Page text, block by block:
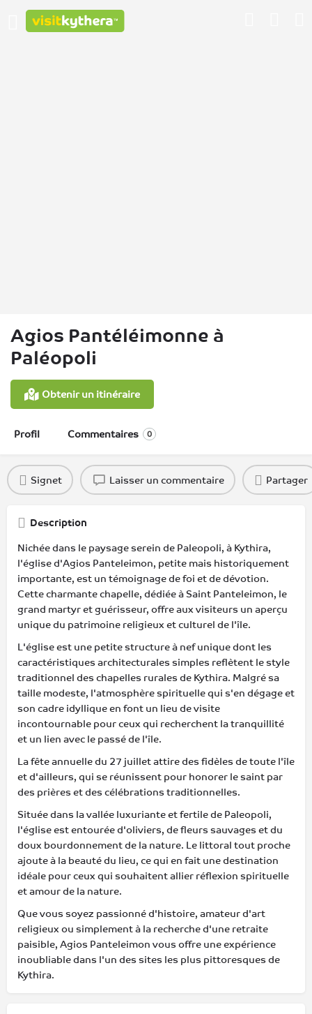
Agios Pantéléimonne à
Paléopoli
Obtenir un itinéraire
Profil Commentaires 0
Signet Laisser un commentaire Partager
Description
Nichée dans le paysage serein de Paleopoli, à Kythira,
l'église d'Agios Panteleimon, petite mais historiquement
importante, est un témoignage de foi et de dévotion.
Cette charmante chapelle, dédiée à Saint Panteleimon, le
grand martyr et guérisseur, offre aux visiteurs un aperçu
unique du patrimoine religieux et culturel de l'île.
L'église est une petite structure à nef unique dont les
caractéristiques architecturales simples reflètent le style
traditionnel des chapelles rurales de Kythira. Malgré sa
taille modeste, l'atmosphère spirituelle qui s'en dégage et
son cadre idyllique en font un lieu de visite
incontournable pour ceux qui recherchent la tranquillité
et un lien avec le passé de l'île.
La fête annuelle du 27 juillet attire des fidèles de toute l'île
et d'ailleurs, qui se réunissent pour honorer le saint par
des prières et des célébrations traditionnelles.
Située dans la vallée luxuriante et fertile de Paleopoli,
l'église est entourée d'oliviers, de fleurs sauvages et du
doux bourdonnement de la nature. Le littoral tout proche
ajoute à la beauté du lieu, ce qui en fait une destination
idéale pour ceux qui souhaitent allier réflexion spirituelle
et amour de la nature.
Que vous soyez passionné d'histoire, amateur d'art
religieux ou simplement à la recherche d'une retraite
paisible, Agios Panteleimon vous offre une expérience
inoubliable dans l'un des sites les plus pittoresques de
Kythira.